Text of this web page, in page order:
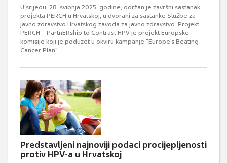
U srijedu, 28. svibnja 2025. godine, održan je završni sastanak
projekta PERCH u Hrvatskoj, u dvorani za sastanke Službe za
javno zdravstvo Hrvatskog zavoda za javno zdravstvo. Projekt
PERCH – PartnERship to Contrast HPV je projekt Europske
komisije koji je poduzet u okviru kampanje “Europe’s Beating
Cancer Plan”.
Predstavljeni najnoviji podaci procijepljenosti
protiv HPV-a u Hrvatskoj